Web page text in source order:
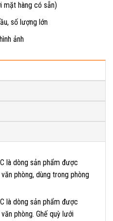
mặt hàng có sẵn)
số lượng lớn
ảnh
là dòng sản phẩm được
phòng, dùng trong phòng
là dòng sản phẩm được
phòng. Ghế quỳ lưới